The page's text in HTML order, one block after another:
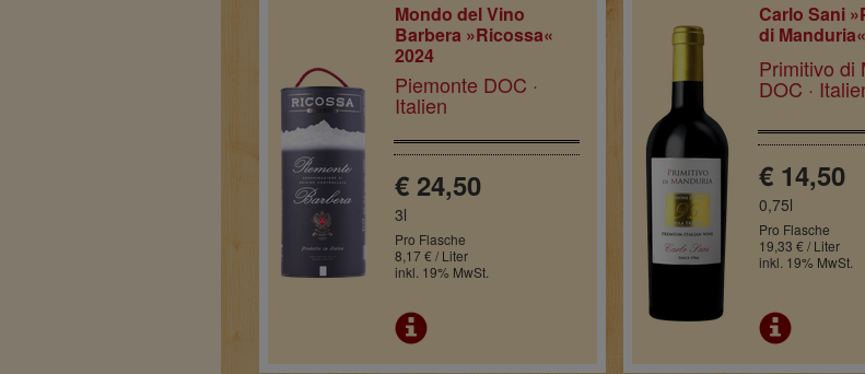
Mondo del Vino
Barbera »Ricossa«
2024
Piemonte DOC ·
Italien
€ 24,50
3l
Pro Flasche
8,17 € / Liter
inkl. 19% MwSt.
Carlo Sani
di
Primitivo di
DOC ·
€ 14,50
0,75l
Pro Flasche
19,33 € / Liter
inkl. 19% MwSt.